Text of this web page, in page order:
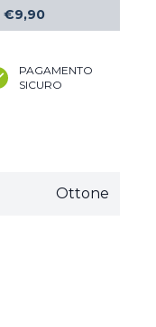
€9,90
PAGAMENTO
SICURO
Ottone